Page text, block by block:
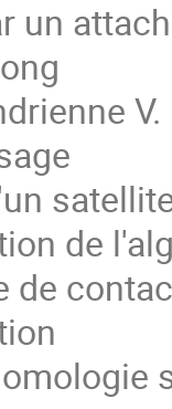
un
de
de